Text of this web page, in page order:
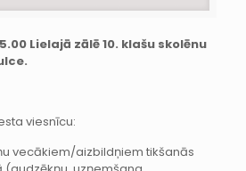
Lielajā zālē 10. klašu skolēnu
viesnīcu:
vecākiem/aizbildņiem tikšanās